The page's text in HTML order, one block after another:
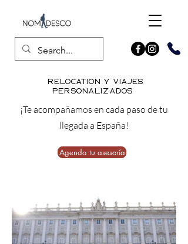
relocation Y viajes
personalizados
¡Te acompañamos en cada paso de tu
llegada a España!
Agenda tu asesoría